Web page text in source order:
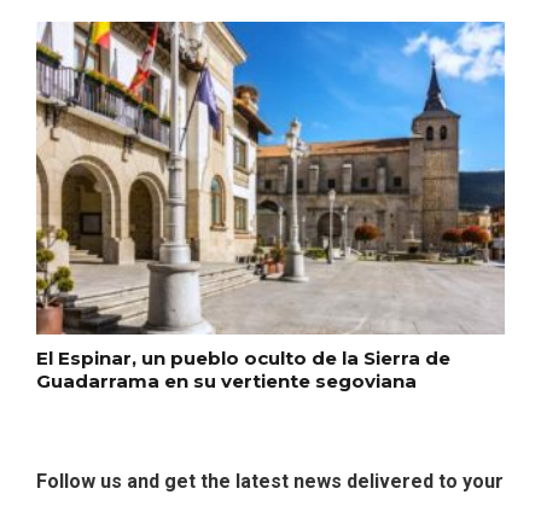
El Espinar, un pueblo oculto de la Sierra de
Guadarrama en su vertiente segoviana
Follow us and get the latest news delivered to your
Belén segoviano, otra escusa más para
visitar Sepúlveda estas Navidades